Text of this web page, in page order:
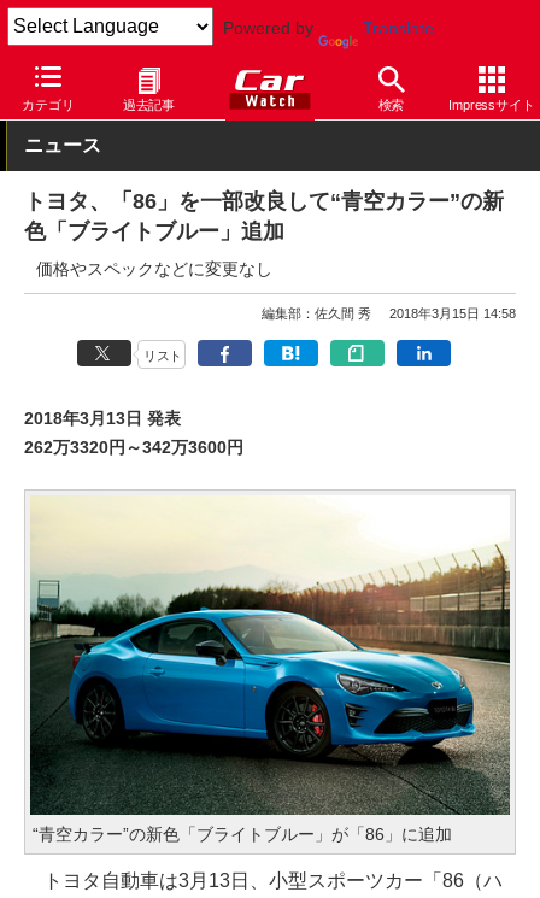
Powered by Translate
カテゴリ 過去記事 検索 Impressサイト
Car Watch 自動車 トヨタ 86
ニュース
トヨタ、「86」を一部改良して“青空カラー”の新
色「ブライトブルー」追加
価格やスペックなどに変更なし
編集部：佐久間 秀 2018年3月15日 14:58
リスト
2018年3月13日 発表
262万3320円～342万3600円
“青空カラー”の新色「ブライトブルー」が「86」に追加
トヨタ自動車は3月13日、小型スポーツカー「86（ハ